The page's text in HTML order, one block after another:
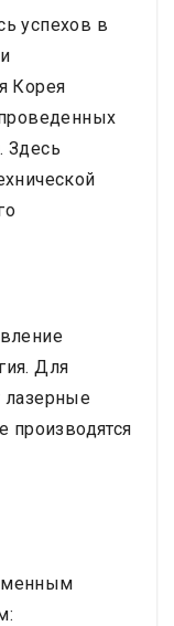
успехов в
Корея
Здесь
Для
лазерные
производятся